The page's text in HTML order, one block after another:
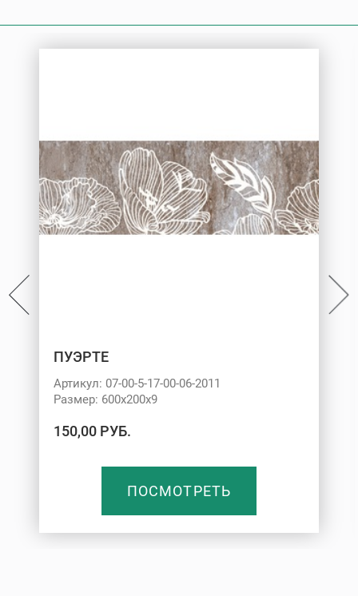
ПУЭРТЕ
Артикул: 07-00-5-17-00-06-2011
Размер: 600х200х9
150,00 РУБ.
ПОСМОТРЕТЬ